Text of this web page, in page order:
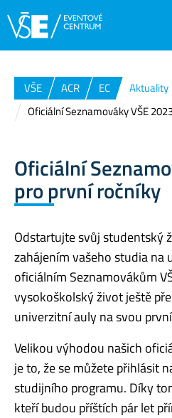
VŠE ACR EC
Aktuality
Oficiální Seznamováky VŠE
Oficiální
pro první ročníky
Odstartujte svůj studentský
zahájením vašeho studia na
oficiálním Seznamovákům
vysokoškolský život ještě
univerzitní auly na svou
Velikou výhodou našich
je to, že se můžete přihlásit
studijního programu. Díky
kteří budou příštích pár let